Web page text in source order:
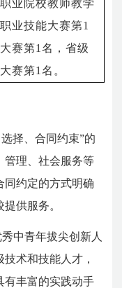
业院校教师教学
业技能大赛第1
赛第1名，省级
赛第1名。
择、合同约束”的
管理、社会服务等
同约定的方式明确
供服务。
中青年拔尖创新人
技术和技能人才，
有丰富的实践动手